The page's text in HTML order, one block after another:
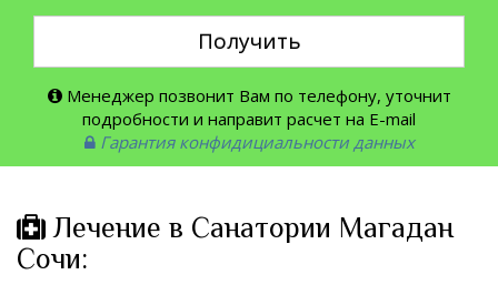
Получить
Менеджер позвонит Вам по телефону, уточнит
подробности и направит расчет на E-mail
Гарантия конфидициальности данных
Лечение в Санатории Магадан
Сочи: